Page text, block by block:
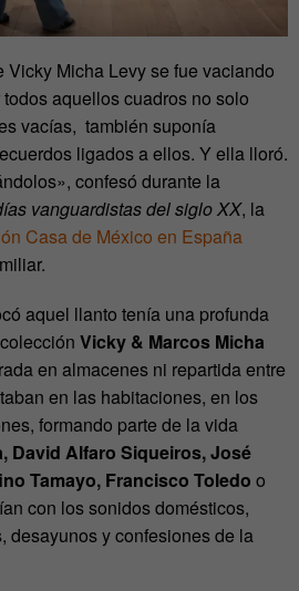
Vicky Micha Levy se fue vaciando
aquellos cuadros no solo
vacías, también suponía
ligados a ellos. Y ella lloró.
confesó durante la
vanguardistas del siglo XX, la
Casa de México en España
aquel llanto tenía una profunda
Vicky & Marcos Micha
en almacenes ni repartida entre
en las habitaciones, en los
formando parte de la vida
David Alfaro Siqueiros, José
Tamayo, Francisco Toledo o
con los sonidos domésticos,
desayunos y confesiones de la